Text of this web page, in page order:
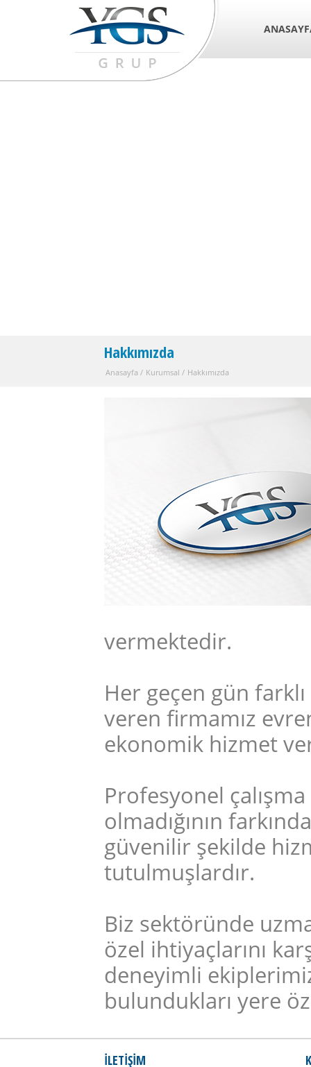
Hakkımızda
Anasayfa / Kurumsal / Hakkımızda
vermektedir.
Her geçen gün
veren firmamız
ekonomik hizmet
Profesyonel
olmadığının
güvenilir şekilde
tutulmuşlardır.
Biz sektöründe
özel ihtiyaçlarını
deneyimli
bulundukları yere
İLETİŞİM